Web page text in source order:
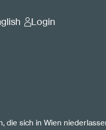
schließen
Login
die sich in Wien